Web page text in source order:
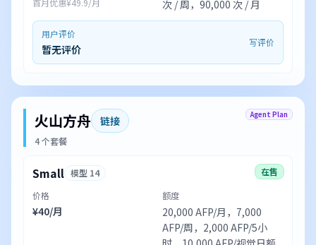
首月优惠¥49.9/月
次 / 周，90,000 次 / 月
用户评价
暂无评价
写评价
火山方舟 链接
4 个套餐
Agent Plan
Small 模型 14
在售
价格
¥40/月
额度
20,000 AFP/月，7,000
AFP/周，2,000 AFP/5小